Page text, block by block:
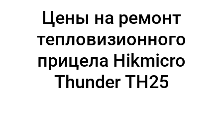
Цены на ремонт
тепловизионного
прицела Hikmicro
Thunder TH25